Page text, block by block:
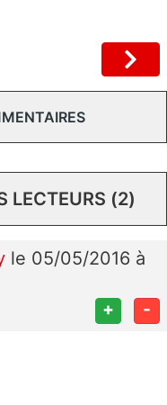
LECTEURS (2)
le 05/05/2016 à
+ -